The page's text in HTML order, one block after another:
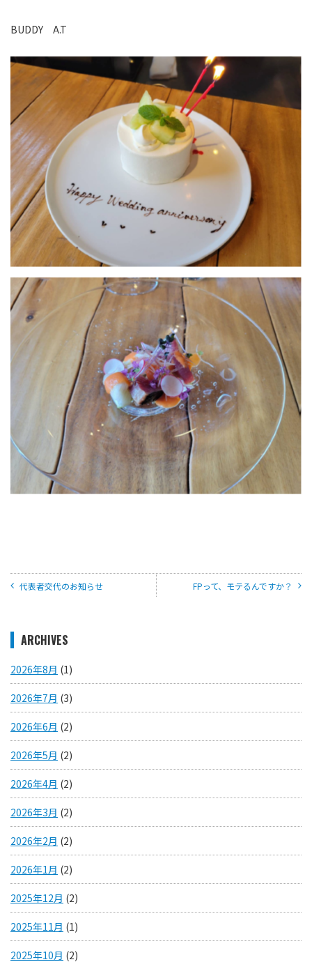
BUDDY A.T
FPって、モテるんですか？
代表者交代のお知らせ
ARCHIVES
2026年8月 (1)
2026年7月 (3)
2026年6月 (2)
2026年5月 (2)
2026年4月 (2)
2026年3月 (2)
2026年2月 (2)
2026年1月 (2)
2025年12月 (2)
2025年11月 (1)
2025年10月 (2)